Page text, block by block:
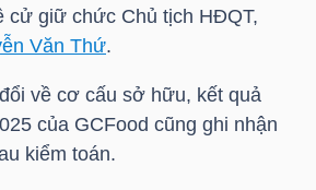
cử giữ chức Chủ tịch HĐQT,
Văn Thứ.
về cơ cấu sở hữu, kết quả
của GCFood cũng ghi nhận
kiểm toán.